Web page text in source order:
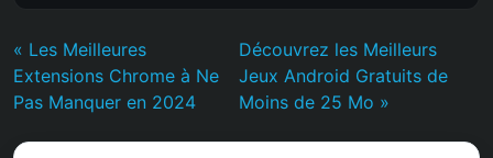
« Les Meilleures
Extensions Chrome à Ne
Pas Manquer en 2024
Découvrez les Meilleurs
Jeux Android Gratuits de
Moins de 25 Mo »